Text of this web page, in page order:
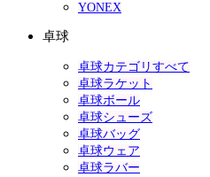
YONEX
卓球
卓球カテゴリすべて
卓球ラケット
卓球ボール
卓球シューズ
卓球バッグ
卓球ウェア
卓球ラバー